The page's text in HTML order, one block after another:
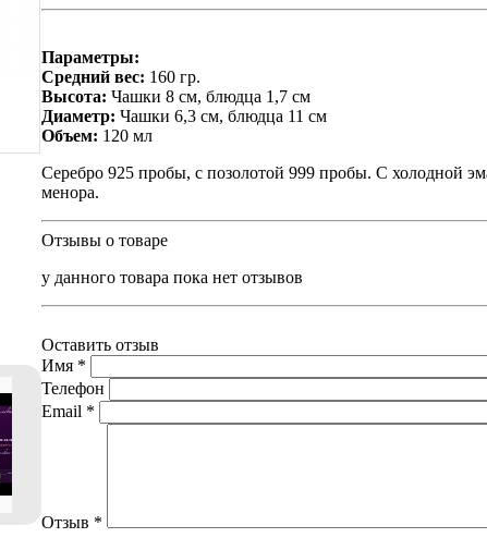
Параметры:
Средний вес: 160 гр.
Высота: Чашки 8 см, блюдца 1,7 см
Диаметр: Чашки 6,3 см, блюдца 11 см
Объем: 120 мл
Серебро 925 пробы, с позолотой 999 пробы. С холодной
менора.
Отзывы о товаре
у данного товара пока нет отзывов
Оставить отзыв
Имя *
Телефон
Email *
Отзыв *